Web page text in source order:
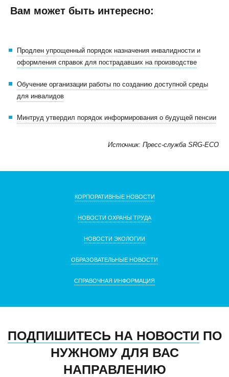
Вам может быть интересно:
Продлен упрощенный порядок назначения инвалидности и
оформления справок для пострадавших на производстве
Обучение организации работы по созданию доступной среды
для инвалидов
Минтруд утвердил порядок информирования о будущей пенсии
Источник: Пресс-служба SRG-ECO
КОРПОРАТИВНЫЕ НОВОСТИ
НОВОСТИ ОХРАНЫ ТРУДА
НОВОСТИ ЭКОЛОГИИ
ОБРАЗОВАТЕЛЬНЫЕ НОВОСТИ
СПРАВОЧНАЯ ИНФОРМАЦИЯ
ПОДПИШИТЕСЬ НА НОВОСТИ ПО
НУЖНОМУ ДЛЯ ВАС
НАПРАВЛЕНИЮ